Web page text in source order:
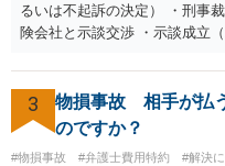
るいは不起訴の決定） ・刑事
険会社と示談交渉 ・示談成立
加害者に対する処罰感情など
になるとよいと思います。
3
物損事故 相手が払
のですか？
#物損事故 #弁護士費用特約 #解決